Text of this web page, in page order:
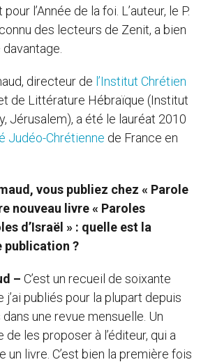
l’Année de la foi. L’auteur, le P.
des lecteurs de Zenit, a bien
directeur de l’Institut Chrétien
de Littérature Hébraïque (Institut
Jérusalem), a été le lauréat 2010
Judéo-Chrétienne de France en
vous publiez chez « Parole
nouveau livre « Paroles
d’Israël » : quelle est la
publication ?
– C’est un recueil de soixante
publiés pour la plupart depuis
une revue mensuelle. Un
de les proposer à l’éditeur, qui a
un livre. C’est bien la première fois